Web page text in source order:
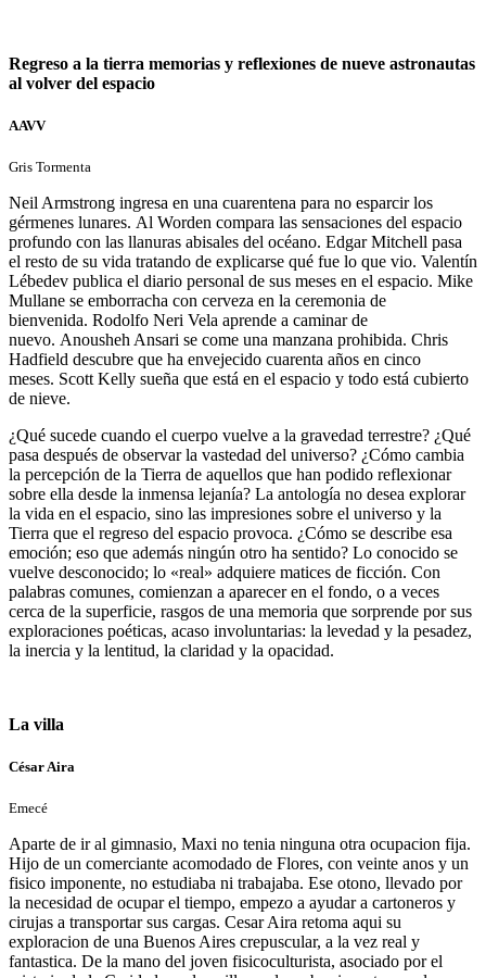
Regreso a la tierra memorias y reflexiones de nueve astronautas
al volver del espacio
AAVV
Gris Tormenta
Neil Armstrong ingresa en una cuarentena para no esparcir los
gérmenes lunares. Al Worden compara las sensaciones del espacio
profundo con las llanuras abisales del océano. Edgar Mitchell pasa
el resto de su vida tratando de explicarse qué fue lo que vio. Valentín
Lébedev publica el diario personal de sus meses en el espacio. Mike
Mullane se emborracha con cerveza en la ceremonia de
bienvenida. Rodolfo Neri Vela aprende a caminar de
nuevo. Anousheh Ansari se come una manzana prohibida. Chris
Hadfield descubre que ha envejecido cuarenta años en cinco
meses. Scott Kelly sueña que está en el espacio y todo está cubierto
de nieve.
¿Qué sucede cuando el cuerpo vuelve a la gravedad terrestre? ¿Qué
pasa después de observar la vastedad del universo? ¿Cómo cambia
la percepción de la Tierra de aquellos que han podido reflexionar
sobre ella desde la inmensa lejanía? La antología no desea explorar
la vida en el espacio, sino las impresiones sobre el universo y la
Tierra que el regreso del espacio provoca. ¿Cómo se describe esa
emoción; eso que además ningún otro ha sentido? Lo conocido se
vuelve desconocido; lo «real» adquiere matices de ficción. Con
palabras comunes, comienzan a aparecer en el fondo, o a veces
cerca de la superficie, rasgos de una memoria que sorprende por sus
exploraciones poéticas, acaso involuntarias: la levedad y la pesadez,
la inercia y la lentitud, la claridad y la opacidad.
La villa
César Aira
Emecé
Aparte de ir al gimnasio, Maxi no tenia ninguna otra ocupacion fija.
Hijo de un comerciante acomodado de Flores, con veinte anos y un
fisico imponente, no estudiaba ni trabajaba. Ese otono, llevado por
la necesidad de ocupar el tiempo, empezo a ayudar a cartoneros y
cirujas a transportar sus cargas. Cesar Aira retoma aqui su
exploracion de una Buenos Aires crepuscular, a la vez real y
fantastica. De la mano del joven fisicoculturista, asociado por el